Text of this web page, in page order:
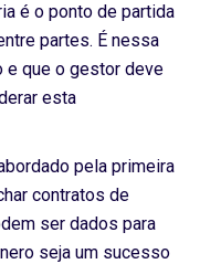
é o ponto de partida
partes. É nessa
e que o gestor deve
esta
pela primeira
contratos de
ser dados para
seja um sucesso